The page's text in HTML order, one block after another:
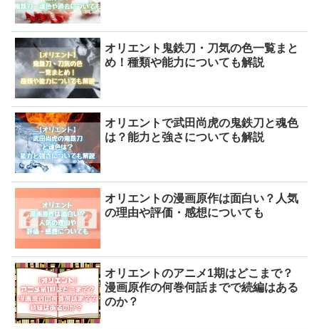
オリエント鬼鉄刀・刀気の色一覧まと
め！種類や能力についても解説
オリエントで武田尚虎の鬼鉄刀と魂色
は？能力と強さについても解説
オリエントの漫画原作は面白い？人気
の理由や評価・感想についても
オリエントのアニメ1期はどこまで？
漫画原作の何巻何話までで続編はある
のか？